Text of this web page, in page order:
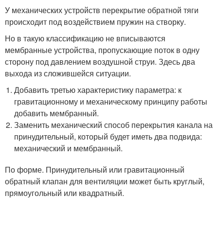
У механических устройств перекрытие обратной тяги
происходит под воздействием пружин на створку.
Но в такую классификацию не вписываются
мембранные устройства, пропускающие поток в одну
сторону под давлением воздушной струи. Здесь два
выхода из сложившейся ситуации.
Добавить третью характеристику параметра: к
гравитационному и механическому принципу работы
добавить мембранный.
Заменить механический способ перекрытия канала на
принудительный, который будет иметь два подвида:
механический и мембранный.
По форме. Принудительный или гравитационный
обратный клапан для вентиляции может быть круглый,
прямоугольный или квадратный.